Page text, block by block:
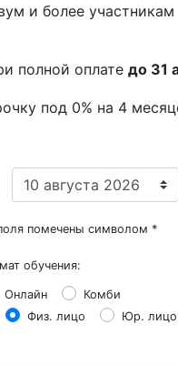
и более участникам
полной оплате до 31
под 0% на 4
помечены символом *
обучения:
Онлайн
Комби
Физ. лицо Юр. лицо